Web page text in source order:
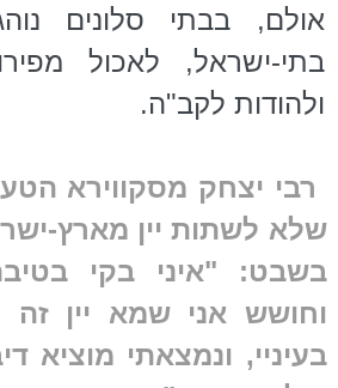
אולם, בבתי סלונים
בתי-ישראל, לאכול
ולהודות לקב"ה.
רבי יצחק מסקווירא
שלא לשתות יין מארץ-
בשבט: "איני בקי
וחושש אני שמא יין
בעיניי, ונמצאתי מוציא